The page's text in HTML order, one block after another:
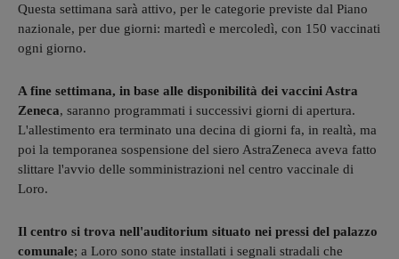
Questa settimana sarà attivo, per le categorie previste dal Piano
nazionale, per due giorni: martedì e mercoledì, con 150 vaccinati
ogni giorno.
A fine settimana, in base alle disponibilità dei vaccini Astra
Zeneca, saranno programmati i successivi giorni di apertura.
L'allestimento era terminato una decina di giorni fa, in realtà, ma
poi la temporanea sospensione del siero AstraZeneca aveva fatto
slittare l'avvio delle somministrazioni nel centro vaccinale di
Loro.
Il centro si trova nell'auditorium situato nei pressi del palazzo
comunale; a Loro sono state installati i segnali stradali che